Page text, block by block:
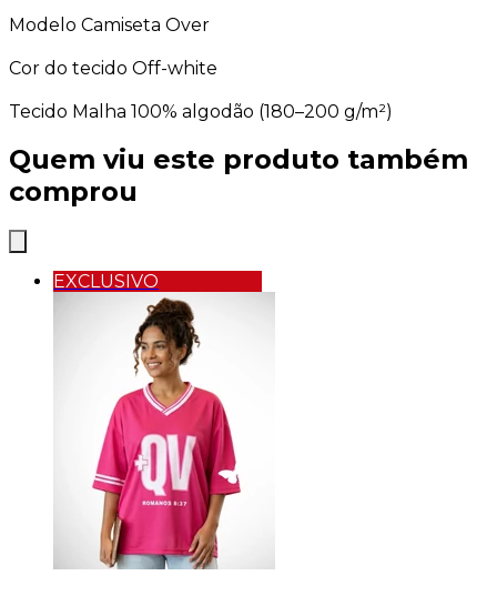
Modelo Camiseta Over
Cor do tecido Off-white
Tecido Malha 100% algodão (180–200 g/m²)
Quem viu este produto também
comprou